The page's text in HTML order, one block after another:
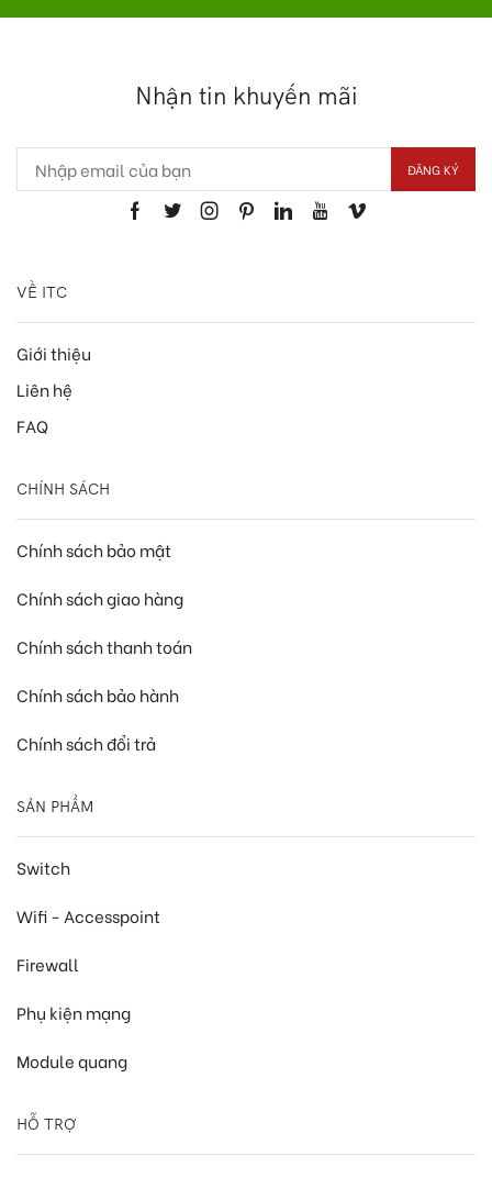
Nhận tin khuyến mãi
VỀ ITC
Giới thiệu
Liên hệ
FAQ
CHÍNH SÁCH
Chính sách bảo mật
Chính sách giao hàng
Chính sách thanh toán
Chính sách bảo hành
Chính sách đổi trả
SẢN PHẨM
Switch
Wifi - Accesspoint
Firewall
Phụ kiện mạng
Module quang
HỖ TRỢ